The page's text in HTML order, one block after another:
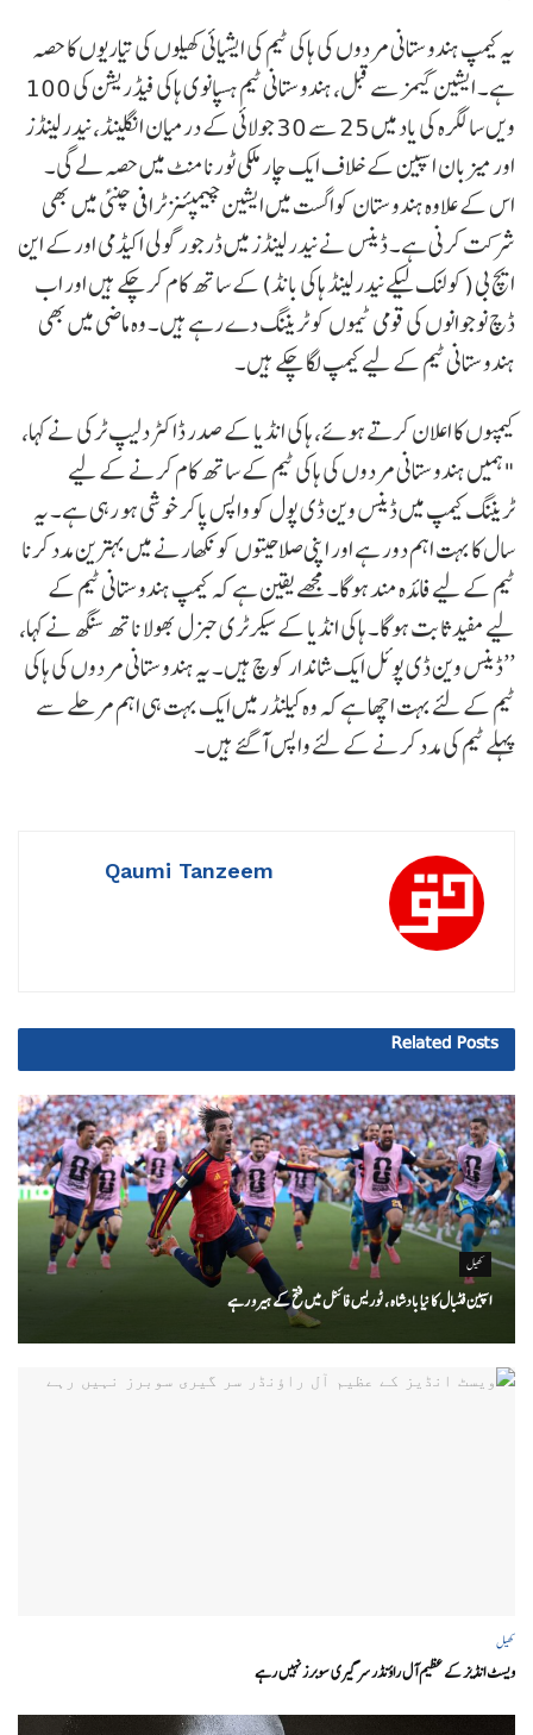
یہ کیمپ ہندوستانی مردوں کی ہاکی ٹیم کی ایشیائی کھیلوں کی تیاریوں کا حصہ
ہے۔ ایشین گیمز سے قبل، ہندوستانی ٹیم ہسپانوی ہاکی فیڈریشن کی 100
ویں سالگرہ کی یاد میں 25 سے 30 جولائی کے درمیان انگلینڈ، نیدرلینڈز
اور میزبان اسپین کے خلاف ایک چار ملکی ٹورنامنٹ میں حصہ لے گی۔
اس کے علاوہ ہندوستان کواگست میں ایشین چیمپئنز ٹرافی چنئی میں بھی
شرکت کرنی ہے۔ ڈینس نے نیدرلینڈز میں ڈرجور گولی اکیڈمی اورکے این
ایچ بی (کولنک لیکے نیدرلینڈ ہاکی بانڈ) کے ساتھ کام کرچکے ہیں اور اب
ڈچ نوجوانوں کی قومی ٹیموں کو ٹریننگ دے رہے ہیں۔ وہ ماضی میں بھی
ہندوستانی ٹیم کے لیے کیمپ لگا چکے ہیں۔
کیمپوں کا اعلان کرتے ہوئے، ہاکی انڈیا کے صدر ڈاکٹر دلیپ ٹرکی نے کہا،
"ہمیں ہندوستانی مردوں کی ہاکی ٹیم کے ساتھ کام کرنے کے لیے
ٹریننگ کیمپ میں ڈینس وین ڈی پول کو واپس پاکر خوشی ہو رہی ہے۔ یہ
سال کا بہت اہم دور ہے اور اپنی صلاحیتوں کو نکھارنے میں بہترین مدد کرنا
ٹیم کے لیے فائدہ مند ہوگا۔ مجھے یقین ہے کہ کیمپ ہندوستانی ٹیم کے
لیے مفید ثابت ہوگا۔ ہاکی انڈیا کے سیکرٹری جنرل بھولا ناتھ سنگھ نے کہا،
’’ڈینس وین ڈی پوئل ایک شاندار کوچ ہیں۔ یہ ہندوستانی مردوں کی ہاکی
ٹیم کے لئے بہت اچھا ہے کہ وہ کیلنڈر میں ایک بہت ہی اہم مرحلے سے
پہلے ٹیم کی مدد کرنے کے لئے واپس آگئے ہیں۔
Qaumi Tanzeem
Related Posts
کھیل
اسپین فٹبال کا نیا بادشاہ ، ٹوریس فائنل میں فتح کے ہیرو رہے
کھیل
ویسٹ انڈیز کے عظیم آل راؤنڈر سر گیری سوبرز نہیں رہے